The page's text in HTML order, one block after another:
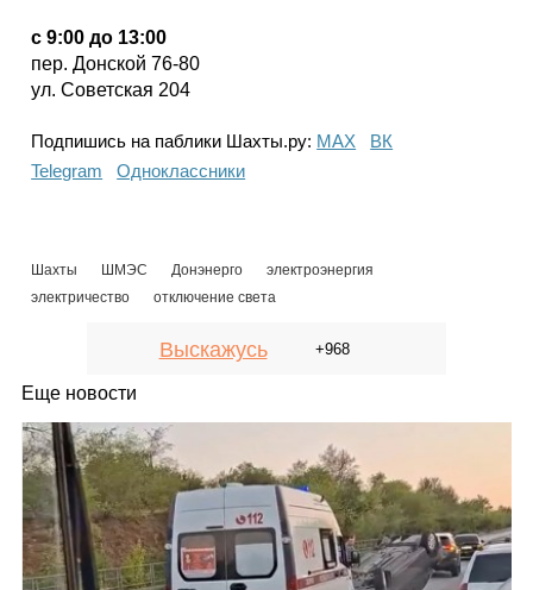
с 9:00 до 13:00
пер. Донской 76-80
ул. Советская 204
Подпишись на паблики Шахты.ру: МАХ
ВК
Telegram
Одноклассники
Шахты ШМЭС Донэнерго
электроэнергия
электричество
отключение света
Выскажусь +968
Еще новости